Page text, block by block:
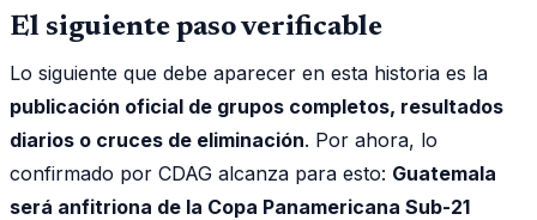
El siguiente paso verificable
Lo siguiente que debe aparecer en esta historia es la
publicación oficial de grupos completos, resultados
diarios o cruces de eliminación. Por ahora, lo
confirmado por CDAG alcanza para esto: Guatemala
será anfitriona de la Copa Panamericana Sub-21